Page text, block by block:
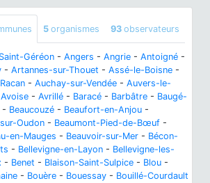
5 organismes 93 observateurs
Géréon - Angers - Angrie - Antoigné -
- Artannes-sur-Thouet - Assé-le-Boisne -
- Auchay-sur-Vendée - Auvers-le-
Avoise - Avrillé - Baracé - Barbâtre - Baugé-
- Beaucouzé - Beaufort-en-Anjou -
Oudon - Beaumont-Pied-de-Bœuf -
en-Mauges - Beauvoir-sur-Mer - Bécon-
- Bellevigne-en-Layon - Bellevigne-les-
- Benet - Blaison-Saint-Sulpice - Blou -
- Bouère - Bouessay - Bouillé-Courdault